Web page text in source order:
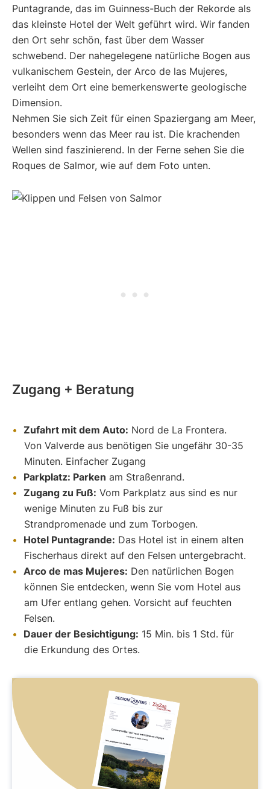
Puntagrande, das im Guinness-Buch der Rekorde als
das kleinste Hotel der Welt geführt wird. Wir fanden
den Ort sehr schön, fast über dem Wasser
schwebend. Der nahegelegene natürliche Bogen aus
vulkanischem Gestein, der Arco de las Mujeres,
verleiht dem Ort eine bemerkenswerte geologische
Dimension.
Nehmen Sie sich Zeit für einen Spaziergang am Meer,
besonders wenn das Meer rau ist. Die krachenden
Wellen sind faszinierend. In der Ferne sehen Sie die
Roques de Salmor, wie auf dem Foto unten.
Zugang + Beratung
Zufahrt mit dem Auto: Nord de La Frontera.
Von Valverde aus benötigen Sie ungefähr 30-35
Minuten. Einfacher Zugang
Parkplatz: Parken am Straßenrand.
Zugang zu Fuß: Vom Parkplatz aus sind es nur
wenige Minuten zu Fuß bis zur
Strandpromenade und zum Torbogen.
Hotel Puntagrande: Das Hotel ist in einem alten
Fischerhaus direkt auf den Felsen untergebracht.
Arco de mas Mujeres: Den natürlichen Bogen
können Sie entdecken, wenn Sie vom Hotel aus
am Ufer entlang gehen. Vorsicht auf feuchten
Felsen.
Dauer der Besichtigung: 15 Min. bis 1 Std. für
die Erkundung des Ortes.